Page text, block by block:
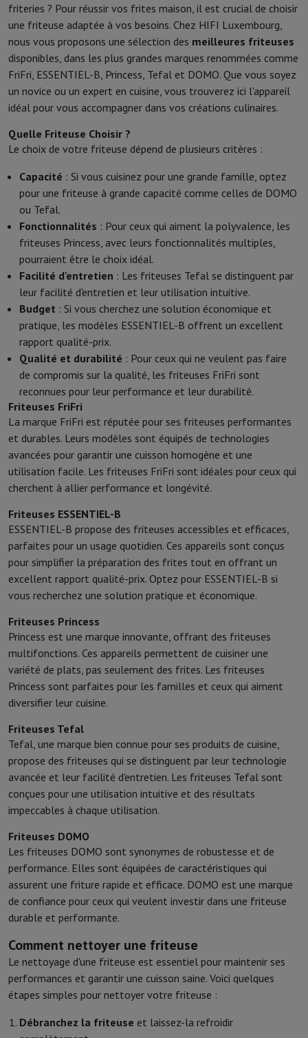
friteries ? Pour réussir vos frites maison, il est crucial de choisir
une friteuse adaptée à vos besoins. Chez HIFI Luxembourg,
nous vous proposons une sélection des meilleures friteuses
disponibles, dans les plus grandes marques renommées comme
FriFri, ESSENTIEL-B, Princess, Tefal et DOMO. Que vous soyez
un novice ou un expert en cuisine, vous trouverez ici l'appareil
idéal pour vous accompagner dans vos créations culinaires.
Quelle Friteuse Choisir ?
Le choix de votre friteuse dépend de plusieurs critères :
Capacité : Si vous cuisinez pour une grande famille, optez
pour une friteuse à grande capacité comme celles de DOMO
ou Tefal.
Fonctionnalités : Pour ceux qui aiment la polyvalence, les
friteuses Princess, avec leurs fonctionnalités multiples,
pourraient être le choix idéal.
Facilité d'entretien : Les friteuses Tefal se distinguent par
leur facilité d'entretien et leur utilisation intuitive.
Budget : Si vous cherchez une solution économique et
pratique, les modèles ESSENTIEL-B offrent un excellent
rapport qualité-prix.
Qualité et durabilité : Pour ceux qui ne veulent pas faire
de compromis sur la qualité, les friteuses FriFri sont
reconnues pour leur performance et leur durabilité.
Friteuses FriFri
La marque FriFri est réputée pour ses friteuses performantes
et durables. Leurs modèles sont équipés de technologies
avancées pour garantir une cuisson homogène et une
utilisation facile. Les friteuses FriFri sont idéales pour ceux qui
cherchent à allier performance et longévité.
Friteuses ESSENTIEL-B
ESSENTIEL-B propose des friteuses accessibles et efficaces,
parfaites pour un usage quotidien. Ces appareils sont conçus
pour simplifier la préparation des frites tout en offrant un
excellent rapport qualité-prix. Optez pour ESSENTIEL-B si
vous recherchez une solution pratique et économique.
Friteuses Princess
Princess est une marque innovante, offrant des friteuses
multifonctions. Ces appareils permettent de cuisiner une
variété de plats, pas seulement des frites. Les friteuses
Princess sont parfaites pour les familles et ceux qui aiment
diversifier leur cuisine.
Friteuses Tefal
Tefal, une marque bien connue pour ses produits de cuisine,
propose des friteuses qui se distinguent par leur technologie
avancée et leur facilité d'entretien. Les friteuses Tefal sont
conçues pour une utilisation intuitive et des résultats
impeccables à chaque utilisation.
Friteuses DOMO
Les friteuses DOMO sont synonymes de robustesse et de
performance. Elles sont équipées de caractéristiques qui
assurent une friture rapide et efficace. DOMO est une marque
de confiance pour ceux qui veulent investir dans une friteuse
durable et performante.
Comment nettoyer une friteuse
Le nettoyage d'une friteuse est essentiel pour maintenir ses
performances et garantir une cuisson saine. Voici quelques
étapes simples pour nettoyer votre friteuse :
Débranchez la friteuse et laissez-la refroidir